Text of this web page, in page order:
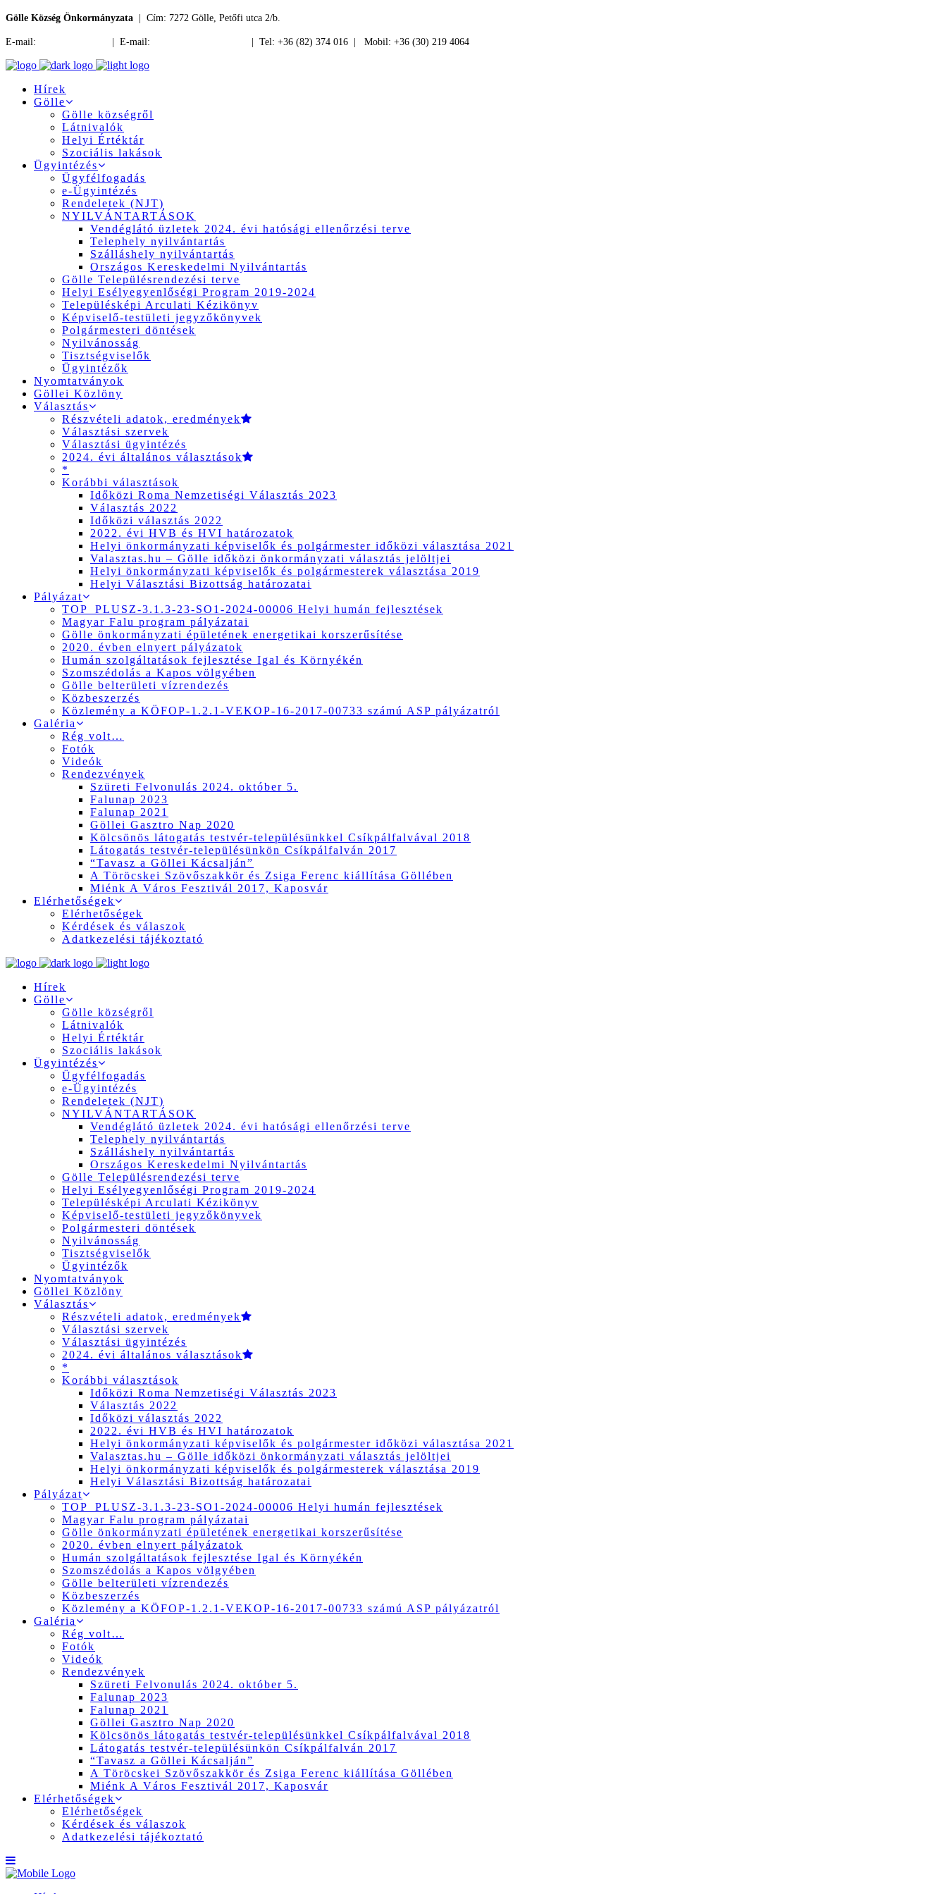
Gölle Község Önkormányzata | Cím: 7272 Gölle, Petőfi utca 2/b.
E-mail: | E-mail: | Tel: +36 (82) 374 016 | Mobil: +36 (30) 219 4064
Hírek
Gölle
Gölle községről
Látnivalók
Helyi Értéktár
Szociális lakások
Ügyintézés
Ügyfélfogadás
e-Ügyintézés
Rendeletek (NJT)
NYILVÁNTARTÁSOK
Vendéglátó üzletek 2024. évi hatósági ellenőrzési terve
Telephely nyilvántartás
Szálláshely nyilvántartás
Országos Kereskedelmi Nyilvántartás
Gölle Településrendezési terve
Helyi Esélyegyenlőségi Program 2019-2024
Településképi Arculati Kézikönyv
Képviselő-testületi jegyzőkönyvek
Polgármesteri döntések
Nyilvánosság
Tisztségviselők
Ügyintézők
Nyomtatványok
Göllei Közlöny
Választás
Részvételi adatok, eredmények
Választási szervek
Választási ügyintézés
2024. évi általános választások
*
Korábbi választások
Időközi Roma Nemzetiségi Választás 2023
Választás 2022
Időközi választás 2022
2022. évi HVB és HVI határozatok
Helyi önkormányzati képviselők és polgármester időközi választása 2021
Valasztas.hu – Gölle időközi önkormányzati választás jelöltjei
Helyi önkormányzati képviselők és polgármesterek választása 2019
Helyi Választási Bizottság határozatai
Pályázat
TOP_PLUSZ-3.1.3-23-SO1-2024-00006 Helyi humán fejlesztések
Magyar Falu program pályázatai
Gölle önkormányzati épületének energetikai korszerűsítése
2020. évben elnyert pályázatok
Humán szolgáltatások fejlesztése Igal és Környékén
Szomszédolás a Kapos völgyében
Gölle belterületi vízrendezés
Közbeszerzés
Közlemény a KÖFOP-1.2.1-VEKOP-16-2017-00733 számú ASP pályázatról
Galéria
Rég volt…
Fotók
Videók
Rendezvények
Szüreti Felvonulás 2024. október 5.
Falunap 2023
Falunap 2021
Göllei Gasztro Nap 2020
Kölcsönös látogatás testvér-településünkkel Csíkpálfalvával 2018
Látogatás testvér-településünkön Csíkpálfalván 2017
“Tavasz a Göllei Kácsalján”
A Töröcskei Szövőszakkör és Zsiga Ferenc kiállítása Göllében
Miénk A Város Fesztivál 2017, Kaposvár
Elérhetőségek
Elérhetőségek
Kérdések és válaszok
Adatkezelési tájékoztató
Hírek
Gölle
Gölle községről
Látnivalók
Helyi Értéktár
Szociális lakások
Ügyintézés
Ügyfélfogadás
e-Ügyintézés
Rendeletek (NJT)
NYILVÁNTARTÁSOK
Vendéglátó üzletek 2024. évi hatósági ellenőrzési terve
Telephely nyilvántartás
Szálláshely nyilvántartás
Országos Kereskedelmi Nyilvántartás
Gölle Településrendezési terve
Helyi Esélyegyenlőségi Program 2019-2024
Településképi Arculati Kézikönyv
Képviselő-testületi jegyzőkönyvek
Polgármesteri döntések
Nyilvánosság
Tisztségviselők
Ügyintézők
Nyomtatványok
Göllei Közlöny
Választás
Részvételi adatok, eredmények
Választási szervek
Választási ügyintézés
2024. évi általános választások
*
Korábbi választások
Időközi Roma Nemzetiségi Választás 2023
Választás 2022
Időközi választás 2022
2022. évi HVB és HVI határozatok
Helyi önkormányzati képviselők és polgármester időközi választása 2021
Valasztas.hu – Gölle időközi önkormányzati választás jelöltjei
Helyi önkormányzati képviselők és polgármesterek választása 2019
Helyi Választási Bizottság határozatai
Pályázat
TOP_PLUSZ-3.1.3-23-SO1-2024-00006 Helyi humán fejlesztések
Magyar Falu program pályázatai
Gölle önkormányzati épületének energetikai korszerűsítése
2020. évben elnyert pályázatok
Humán szolgáltatások fejlesztése Igal és Környékén
Szomszédolás a Kapos völgyében
Gölle belterületi vízrendezés
Közbeszerzés
Közlemény a KÖFOP-1.2.1-VEKOP-16-2017-00733 számú ASP pályázatról
Galéria
Rég volt…
Fotók
Videók
Rendezvények
Szüreti Felvonulás 2024. október 5.
Falunap 2023
Falunap 2021
Göllei Gasztro Nap 2020
Kölcsönös látogatás testvér-településünkkel Csíkpálfalvával 2018
Látogatás testvér-településünkön Csíkpálfalván 2017
“Tavasz a Göllei Kácsalján”
A Töröcskei Szövőszakkör és Zsiga Ferenc kiállítása Göllében
Miénk A Város Fesztivál 2017, Kaposvár
Elérhetőségek
Elérhetőségek
Kérdések és válaszok
Adatkezelési tájékoztató